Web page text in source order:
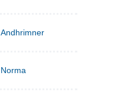
Andhrimner
Norma